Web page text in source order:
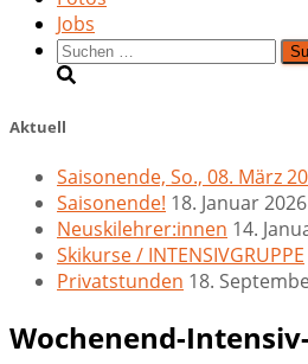
Jobs
Suchen
nach:
Aktuell
Saisonende, So., 08. März
Saisonende! 18. Januar 2026
Neuskilehrer:innen 14.
Skikurse / INTENSIVGRUPPE
Privatstunden 18.
Wochenend-